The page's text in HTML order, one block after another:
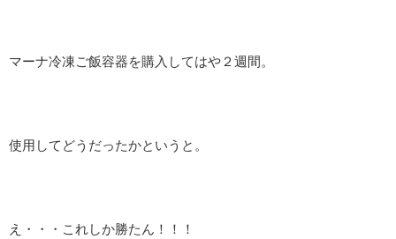
マーナ冷凍ご飯容器を購入してはや２週間。
使用してどうだったかというと。
え・・・これしか勝たん！！！